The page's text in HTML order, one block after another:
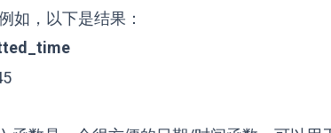
如，以下是结果：